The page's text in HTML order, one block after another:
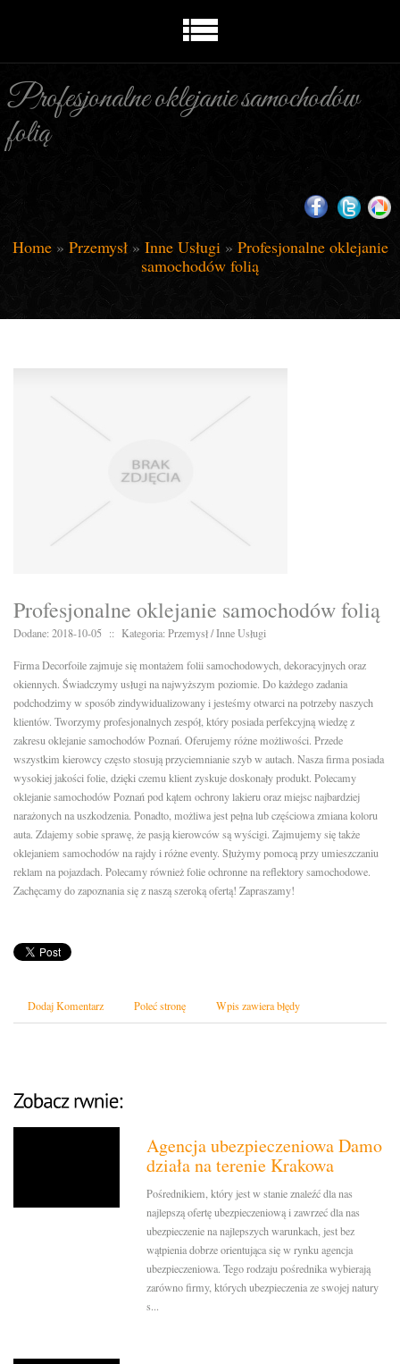
Profesjonalne oklejanie samochodów
folią
Home» Przemysł» Inne Usługi» Profesjonalne oklejanie
samochodów folią
Profesjonalne oklejanie samochodów folią
Dodane: 2018-10-05 :: Kategoria: Przemysł / Inne Usługi
Firma Decorfoile zajmuje się montażem folii samochodowych, dekoracyjnych oraz
okiennych. Świadczymy usługi na najwyższym poziomie. Do każdego zadania
podchodzimy w sposób zindywidualizowany i jesteśmy otwarci na potrzeby naszych
klientów. Tworzymy profesjonalnych zespół, który posiada perfekcyjną wiedzę z
zakresu oklejanie samochodów Poznań. Oferujemy różne możliwości. Przede
wszystkim kierowcy często stosują przyciemnianie szyb w autach. Nasza firma posiada
wysokiej jakości folie, dzięki czemu klient zyskuje doskonały produkt. Polecamy
oklejanie samochodów Poznań pod kątem ochrony lakieru oraz miejsc najbardziej
narażonych na uszkodzenia. Ponadto, możliwa jest pełna lub częściowa zmiana koloru
auta. Zdajemy sobie sprawę, że pasją kierowców są wyścigi. Zajmujemy się także
oklejaniem samochodów na rajdy i różne eventy. Służymy pomocą przy umieszczaniu
reklam na pojazdach. Polecamy również folie ochronne na reflektory samochodowe.
Zachęcamy do zapoznania się z naszą szeroką ofertą! Zapraszamy!
Dodaj Komentarz Poleć stronę Wpis zawiera błędy
Agencja ubezpieczeniowa Damo
działa na terenie Krakowa
Pośrednikiem, który jest w stanie znaleźć dla nas
najlepszą ofertę ubezpieczeniową i zawrzeć dla nas
ubezpieczenie na najlepszych warunkach, jest bez
wątpienia dobrze orientująca się w rynku agencja
ubezpieczeniowa. Tego rodzaju pośrednika wybierają
zarówno firmy, których ubezpieczenia ze swojej natury
s...